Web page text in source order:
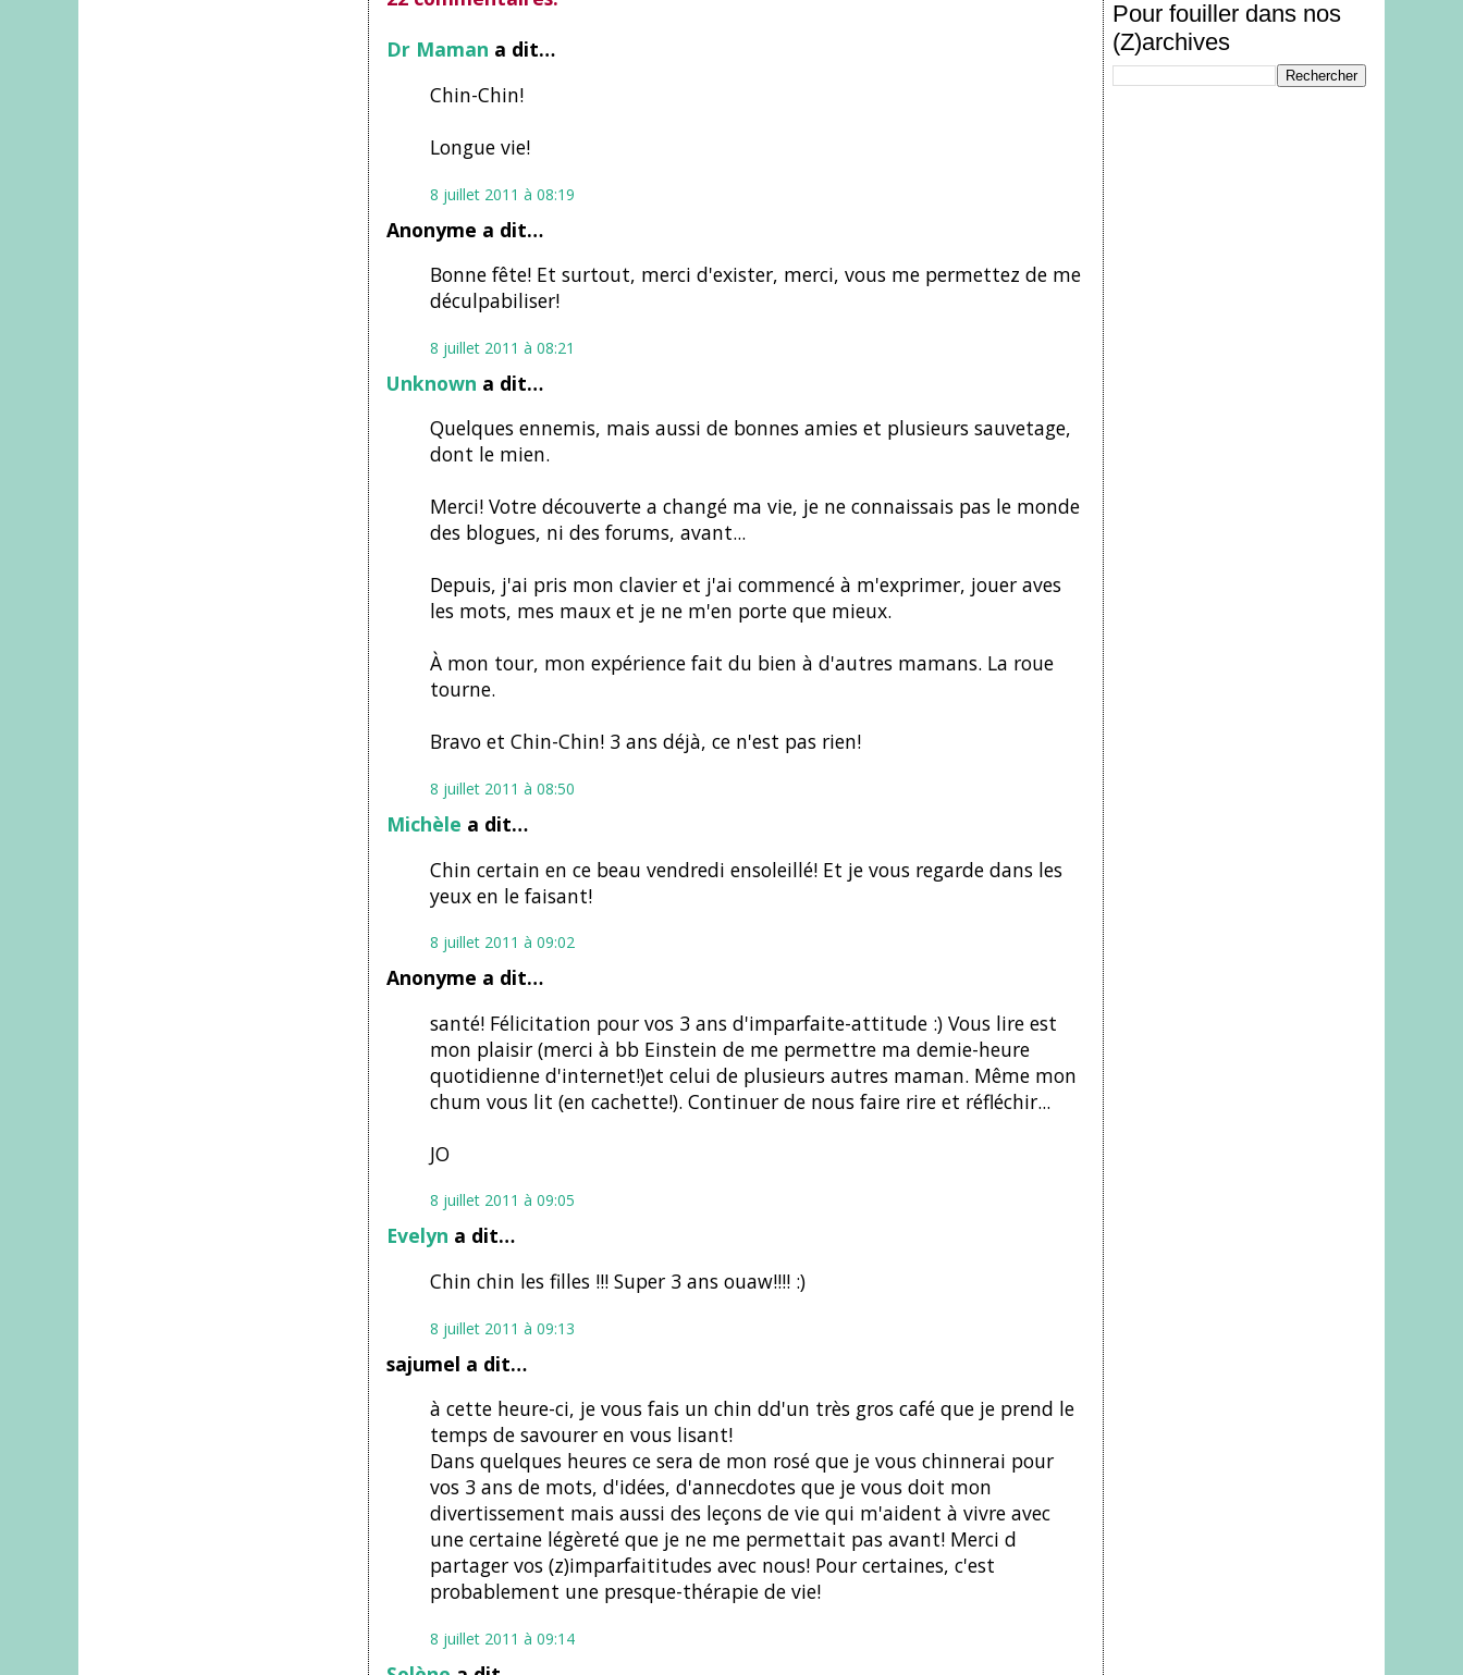
Dr Maman a dit…
Chin-Chin!
Longue vie!
8 juillet 2011 à 08:19
Anonyme a dit…
Bonne fête! Et surtout, merci d'exister, merci, vous me permettez de me
déculpabiliser!
8 juillet 2011 à 08:21
Unknown a dit…
Quelques ennemis, mais aussi de bonnes amies et plusieurs sauvetage,
dont le mien.
Merci! Votre découverte a changé ma vie, je ne connaissais pas le monde
des blogues, ni des forums, avant...
Depuis, j'ai pris mon clavier et j'ai commencé à m'exprimer, jouer aves
les mots, mes maux et je ne m'en porte que mieux.
À mon tour, mon expérience fait du bien à d'autres mamans. La roue
tourne.
Bravo et Chin-Chin! 3 ans déjà, ce n'est pas rien!
8 juillet 2011 à 08:50
Michèle a dit…
Chin certain en ce beau vendredi ensoleillé! Et je vous regarde dans les
yeux en le faisant!
8 juillet 2011 à 09:02
Anonyme a dit…
santé! Félicitation pour vos 3 ans d'imparfaite-attitude :) Vous lire est
mon plaisir (merci à bb Einstein de me permettre ma demie-heure
quotidienne d'internet!)et celui de plusieurs autres maman. Même mon
chum vous lit (en cachette!). Continuer de nous faire rire et réfléchir...
JO
8 juillet 2011 à 09:05
Evelyn a dit…
Chin chin les filles !!! Super 3 ans ouaw!!!! :)
8 juillet 2011 à 09:13
sajumel a dit…
à cette heure-ci, je vous fais un chin dd'un très gros café que je prend le
temps de savourer en vous lisant!
Dans quelques heures ce sera de mon rosé que je vous chinnerai pour
vos 3 ans de mots, d'idées, d'annecdotes que je vous doit mon
divertissement mais aussi des leçons de vie qui m'aident à vivre avec
une certaine légèreté que je ne me permettait pas avant! Merci d
partager vos (z)imparfaititudes avec nous! Pour certaines, c'est
probablement une presque-thérapie de vie!
8 juillet 2011 à 09:14
Pour fouiller dans nos
(Z)archives